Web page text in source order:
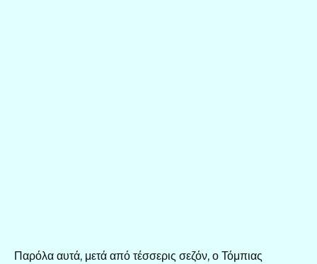
Παρόλα αυτά, μετά από τέσσερις σεζόν, ο Τόμπιας